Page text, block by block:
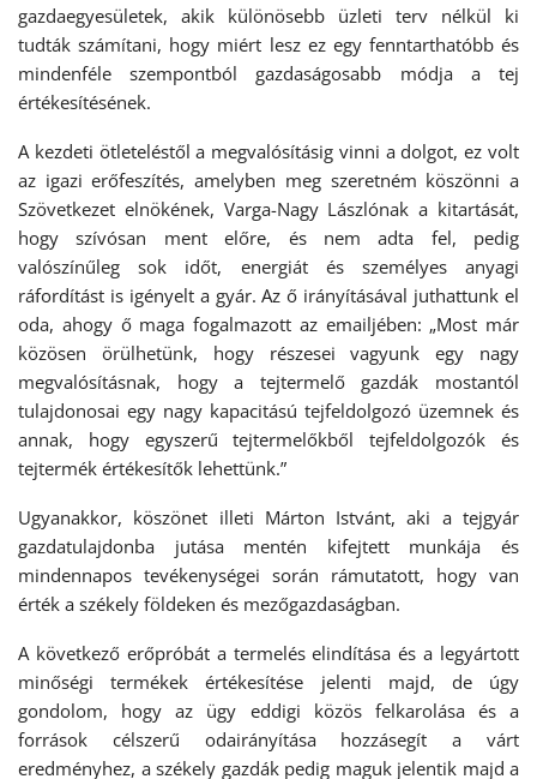
gazdaegyesületek, akik különösebb üzleti terv nélkül ki
tudták számítani, hogy miért lesz ez egy fenntarthatóbb és
mindenféle szempontból gazdaságosabb módja a tej
értékesítésének.
A kezdeti ötleteléstől a megvalósításig vinni a dolgot, ez volt
az igazi erőfeszítés, amelyben meg szeretném köszönni a
Szövetkezet elnökének, Varga-Nagy Lászlónak a kitartását,
hogy szívósan ment előre, és nem adta fel, pedig
valószínűleg sok időt, energiát és személyes anyagi
ráfordítást is igényelt a gyár. Az ő irányításával juthattunk el
oda, ahogy ő maga fogalmazott az emailjében: „Most már
közösen örülhetünk, hogy részesei vagyunk egy nagy
megvalósításnak, hogy a tejtermelő gazdák mostantól
tulajdonosai egy nagy kapacitású tejfeldolgozó üzemnek és
annak, hogy egyszerű tejtermelőkből tejfeldolgozók és
tejtermék értékesítők lehettünk.”
Ugyanakkor, köszönet illeti Márton Istvánt, aki a tejgyár
gazdatulajdonba jutása mentén kifejtett munkája és
mindennapos tevékenységei során rámutatott, hogy van
érték a székely földeken és mezőgazdaságban.
A következő erőpróbát a termelés elindítása és a legyártott
minőségi termékek értékesítése jelenti majd, de úgy
gondolom, hogy az ügy eddigi közös felkarolása és a
források célszerű odairányítása hozzásegít a várt
eredményhez, a székely gazdák pedig maguk jelentik majd a